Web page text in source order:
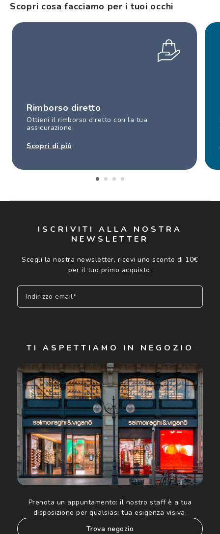
Scopri cosa facciamo per i tuoi occhi
Rimborso diretto
Ottieni il rimborso diretto con la tua
assicurazione.
Scopri di più
ISCRIVITI ALLA NOSTRA
NEWSLETTER
Scegli la nostra newsletter, ricevi uno sconto di 10€
per il tuo primo acquisto.
Indirizzo email*
Cliccando su "Iscriviti", confermo di avere più di 16 anni e
acconsento all'utilizzo dei miei Dati Personali da parte di
Luxottica Group S.p.A. per l'invio di offerte speciali, novità
ed altre comunicazioni di carattere pubblicitario (consultare
Informativa sulla privacyper ulteriori informazioni).
TI ASPETTIAMO IN NEGOZIO
Prenota un appuntamento: il nostro staff è a tua
disposizione per qualsiasi tua esigenza visiva.
trova negozio